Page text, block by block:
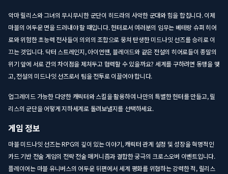
악마 릴리스와 그녀의 무시무시한 군단이 히드라의 사악한 군대와 힘을 합칩니다. 이제
마블의 어두운 면을 드러내야 할 때입니다. 헌터로서 여러분의 임무는 베테랑 슈퍼 히어
로와 위험한 초능력 전사들이 의외의 조합으로 뭉쳐 탄생한 미드나잇 선즈를 승리로 이
끄는 것입니다. 닥터 스트레인지, 아이언맨, 블레이드와 같은 전설의 히어로들이 종말의
위기 앞에 서로 간의 차이점을 제쳐두고 협력할 수 있을까요? 세계를 구하려면 동맹을 맺
고, 전설의 미드나잇 선즈로서 팀을 전투로 이끌어야 합니다.
업그레이드 가능한 다양한 캐릭터와 스킬을 활용하여 나만의 특별한 헌터를 만들고, 릴
리스의 군단을 어떻게 지하세계로 돌려보낼지를 선택하세요.
게임 정보
마블 미드나잇 선즈는 RPG의 깊이 있는 이야기, 캐릭터 관계 설정 및 성장을 혁명적인
카드 기반 전술 게임의 전략 전술 매커니즘과 결합한 궁극의 크로스오버 이벤트입니다.
플레이어는 마블 유니버스의 어두운 뒤편에서 세계 평화를 위협하는 강력한 적, 릴리스